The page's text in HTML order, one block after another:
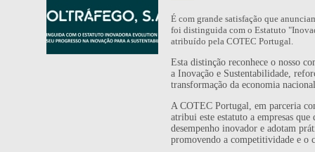
É com grande satisfação que
foi distinguida com o Estatuto
atribuído pela COTEC Portugal.
Esta distinção reconhece o nosso
a Inovação e Sustentabilidade,
transformação da economia
A COTEC Portugal, em parceria
atribui este estatuto a empresas
desempenho inovador e adotam
promovendo a competitividade e o